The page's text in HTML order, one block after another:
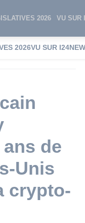
2026 VU SUR
2026VU SUR
de
Unis
crypto-